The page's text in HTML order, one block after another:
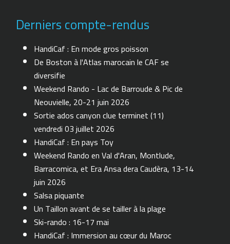
Derniers compte-rendus
HandiCaf : En mode gros poisson
De Boston à l'Atlas marocain le CAF se
diversifie
Weekend Rando - Lac de Barroude & Pic de
Neouvielle, 20-21 juin 2026
Sortie ados canyon clue terminet (11)
vendredi 03 juillet 2026
HandiCaf : En pays Toy
Weekend Rando en Val d'Aran, Montlude,
Barracomica, et Era Ansa dera Caudèra, 13-14
juin 2026
Salsa piquante
Un Taillon avant de se tailler à la plage
Ski-rando : 16-17 mai
HandiCaf : Immersion au cœur du Maroc